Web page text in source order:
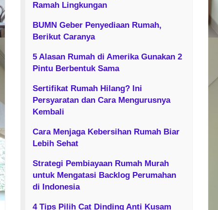
Ramah Lingkungan
BUMN Geber Penyediaan Rumah,
Berikut Caranya
5 Alasan Rumah di Amerika Gunakan 2
Pintu Berbentuk Sama
Sertifikat Rumah Hilang? Ini
Persyaratan dan Cara Mengurusnya
Kembali
Cara Menjaga Kebersihan Rumah Biar
Lebih Sehat
Strategi Pembiayaan Rumah Murah
untuk Mengatasi Backlog Perumahan
di Indonesia
4 Tips Pilih Cat Dinding Anti Kusam